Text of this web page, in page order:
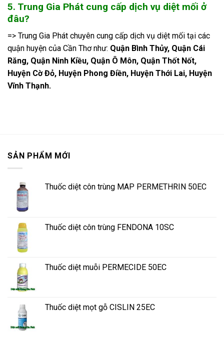
5. Trung Gia Phát cung cấp dịch vụ diệt mối ở
đâu?
=> Trung Gia Phát chuyên cung cấp dịch vụ diệt mối tại các
quận huyện của Cần Thơ như: Quận Bình Thủy, Quận Cái
Răng, Quận Ninh Kiều, Quận Ô Môn, Quận Thốt Nốt,
Huyện Cờ Đỏ, Huyện Phong Điền, Huyện Thới Lai, Huyện
Vĩnh Thạnh.
SẢN PHẨM MỚI
Thuốc diệt côn trùng MAP PERMETHRIN 50EC
Thuốc diệt côn trùng FENDONA 10SC
Thuốc diệt muỗi PERMECIDE 50EC
Thuốc diệt mọt gỗ CISLIN 25EC